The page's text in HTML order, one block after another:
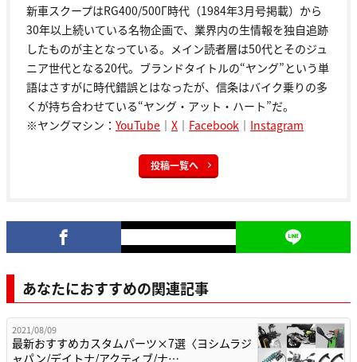
新車スクープはRG400/500Γ時代（1984年3月号掲載）から
30年以上続いている名物企画で、業界内の生情報を独自追跡
したものが主となっている。メイン読者層は50代とそのジュ
ニア世代となる20代。ブランドタイトルの“ヤング”という単
語はさすがに時代錯誤とはなったが、信条はバイク乗りの多
くが持ち合わせている“ヤング・アット・ハート”だ。
※ヤングマシン： YouTube ｜ X ｜ Facebook ｜ Instagram
投稿一覧へ
あなたにおすすめの関連記事
2021/08/09
最新おすすめカスタムパーツ×7選〈ヨシムラジ
ャパン/デイトナ/アクティブ/ナ…